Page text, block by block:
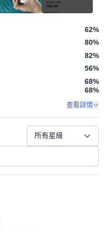
62%
80%
82%
56%
68%
68%
查看詳情
所有星級